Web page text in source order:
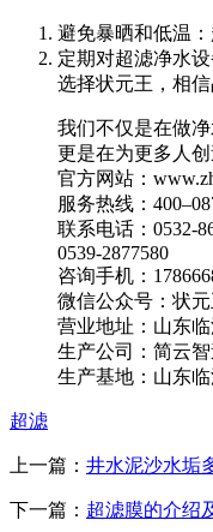
避免暴晒和低温
定期对超滤净水
选择状元王，相信
我们不仅是在做净
更是在为更多人
官方网站：
服务热线：
联系电话：0532-
0539-2877580
咨询手机：
微信公众号：状
营业地址：山东
生产公司：简云
生产基地：山东
超滤
上一篇： 井水泥沙水垢
下一篇： 超滤膜的介绍